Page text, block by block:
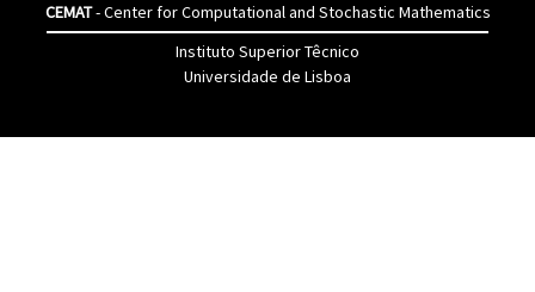
CEMAT- Center for Computational and Stochastic Mathematics
Instituto Superior Têcnico
Universidade de Lisboa